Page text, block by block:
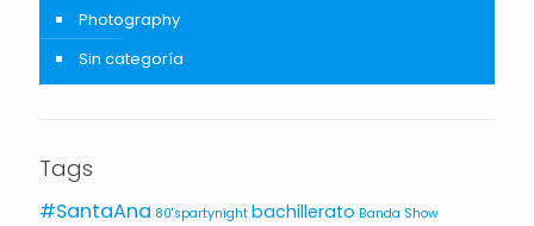
Photography
Sin categoría
Tags
#SantaAna 80'spartynight bachillerato Banda Show